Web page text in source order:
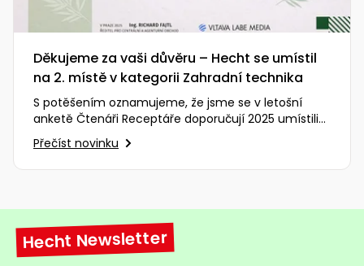
Děkujeme za vaši důvěru – Hecht se umístil
na 2. místě v kategorii Zahradní technika
S potěšením oznamujeme, že jsme se v letošní
anketě Čtenáři Receptáře doporučují 2025 umístili
na vynikajícím 2. místě…
Přečíst novinku
Hecht Newsletter